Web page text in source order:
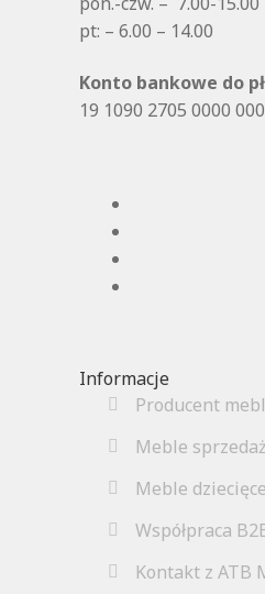
pt: – 6.00 – 14.00
Konto bankowe do
19 1090 2705 0000
Informacje
Producent
Meble
Meble
Współpraca
Kontakt z ATB